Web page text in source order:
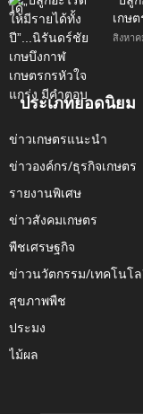
เกษ
สิงหา
ประเภทยอดนิยม
ข่าวเกษตรแนะนำ
ข่าวองค์กร/ธุรกิจเกษตร
รายงานพิเศษ
ข่าวสังคมเกษตร
พืชเศรษฐกิจ
ข่าวนวัตกรรม/เทคโนโ
สุขภาพพืช
ประมง
ไม้ผล